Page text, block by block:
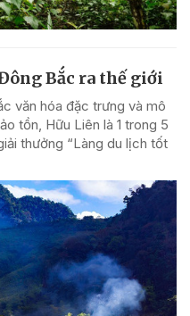
Bắc ra thế giới
văn hóa đặc trưng và mô
tồn, Hữu Liên là 1 trong 5
thưởng “Làng du lịch tốt